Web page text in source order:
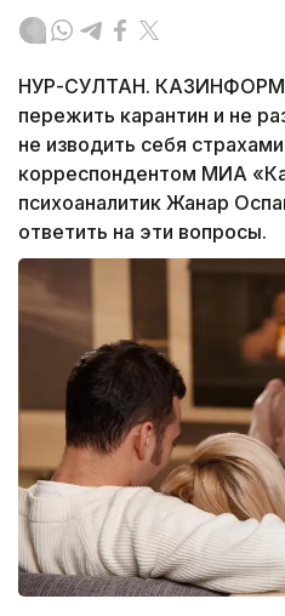
НУР-СУЛТАН. КАЗИНФОРМ
пережить карантин и не
не изводить себя
корреспондентом МИА
психоаналитик Жанар
ответить на эти вопросы.